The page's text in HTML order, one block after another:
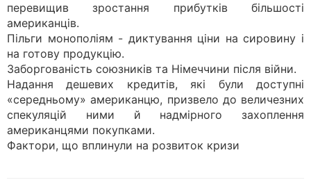
перевищив зростання прибутків більшості
американців.
Пільги монополіям - диктування ціни на сировину і
на готову продукцію.
Заборгованість союзників та Німеччини після війни.
Надання дешевих кредитів, які були доступні
«середньому» американцю, призвело до величезних
спекуляцій ними й надмірного захоплення
американцями покупками.
Фактори, що вплинули на розвиток кризи